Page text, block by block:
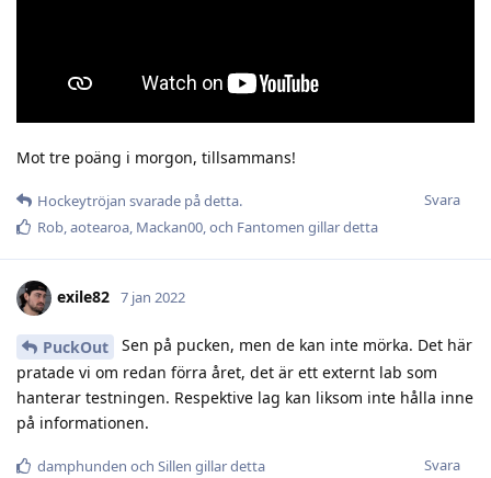
Mot tre poäng i morgon, tillsammans!
Svara
Hockeytröjan svarade på detta.
Rob,aotearoa, Mackan00, och Fantomen gillar detta
exile82 7 jan 2022
PuckOut
Sen på pucken, men de kan inte mörka. Det här
pratade vi om redan förra året, det är ett externt lab som
hanterar testningen. Respektive lag kan liksom inte hålla inne
på informationen.
Svara
damphunden och Sillen gillar detta